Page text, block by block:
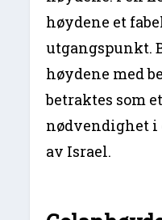
høydene et
utgangspunkt.
høydene med
betraktes som
nødvendighet
av Israel.